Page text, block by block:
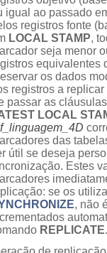
igual ao passado
registros fonte
LOCAL STAMP,
seja menor
equivalentes
os dados
registros a
passar as
LOCAL
das
útil se deseja
Estes
se os
, não
REPLICATE.